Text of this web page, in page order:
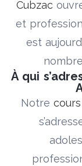
Cubzac
et
est
À qui
Notre